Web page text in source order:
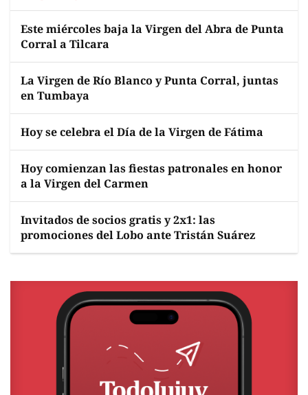
Este miércoles baja la Virgen del Abra de Punta
Corral a Tilcara
La Virgen de Río Blanco y Punta Corral, juntas
en Tumbaya
Hoy se celebra el Día de la Virgen de Fátima
Hoy comienzan las fiestas patronales en honor
a la Virgen del Carmen
Invitados de socios gratis y 2x1: las
promociones del Lobo ante Tristán Suárez